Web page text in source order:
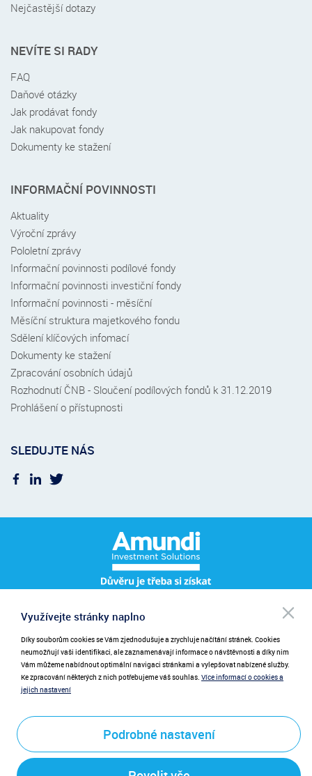
Nejčastější dotazy
NEVÍTE SI RADY
FAQ
Daňové otázky
Jak prodávat fondy
Jak nakupovat fondy
Dokumenty ke stažení
INFORMAČNÍ POVINNOSTI
Aktuality
Výroční zprávy
Pololetní zprávy
Informační povinnosti podílové fondy
Informační povinnosti investiční fondy
Informační povinnosti - měsíční
Měsíční struktura majetkového fondu
Sdělení klíčových infomací
Dokumenty ke stažení
Zpracování osobních údajů
Rozhodnutí ČNB - Sloučení podílových fondů k 31.12.2019
Prohlášení o přístupnosti
SLEDUJTE NÁS
NEWSLETTER
Pro přihlášení k odběru novinek zadejte prosím váš e-mail.
Zadáním emailu poskytujete souhlas se zasíláním novinek.
Odeslat
Využívejte stránky naplno
Díky souborům cookies se Vám zjednodušuje a zrychluje načítání stránek. Cookies
neumožňují vaši identifikaci, ale zaznamenávají informace o návštěvnosti a díky nim
Vám můžeme nabídnout optimální navigaci stránkami a vylepšovat nabízené služby.
Ke zpracování některých z nich potřebujeme váš souhlas. Více informací o cookies a
jejich nastavení
Podrobné nastavení